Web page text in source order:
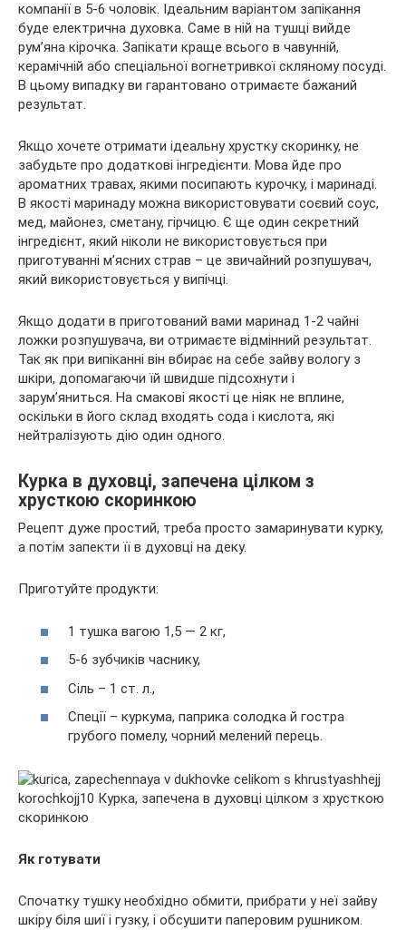
компанії в 5-6 чоловік. Ідеальним варіантом запікання
буде електрична духовка. Саме в ній на тушці вийде
рум’яна кірочка. Запікати краще всього в чавунній,
керамічній або спеціальної вогнетривкої скляному посуді.
В цьому випадку ви гарантовано отримаєте бажаний
результат.
Якщо хочете отримати ідеальну хрустку скоринку, не
забудьте про додаткові інгредієнти. Мова йде про
ароматних травах, якими посипають курочку, і маринаді.
В якості маринаду можна використовувати соєвий соус,
мед, майонез, сметану, гірчицю. Є ще один секретний
інгредієнт, який ніколи не використовується при
приготуванні м’ясних страв – це звичайний розпушувач,
який використовується у випічці.
Якщо додати в приготований вами маринад 1-2 чайні
ложки розпушувача, ви отримаєте відмінний результат.
Так як при випіканні він вбирає на себе зайву вологу з
шкіри, допомагаючи їй швидше підсохнути і
зарум’яниться. На смакові якості це ніяк не вплине,
оскільки в його склад входять сода і кислота, які
нейтралізують дію один одного.
Курка в духовці, запечена цілком з
хрусткою скоринкою
Рецепт дуже простий, треба просто замаринувати курку,
а потім запекти її в духовці на деку.
Приготуйте продукти:
1 тушка вагою 1,5 — 2 кг,
5-6 зубчиків часнику,
Сіль – 1 ст. л.,
Спеції – куркума, паприка солодка й гостра
грубого помелу, чорний мелений перець.
Як готувати
Спочатку тушку необхідно обмити, прибрати у неї зайву
шкіру біля шиї і гузку, і обсушити паперовим рушником.